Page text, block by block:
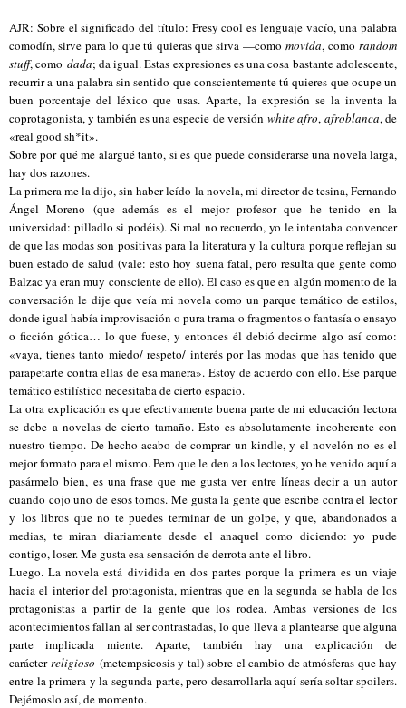
AJR: Sobre el significado del título: Fresy cool es lenguaje vacío, una palabra
comodín, sirve para lo que tú quieras que sirva —comomovida, comorandom
stuff, como dada; da igual. Estas expresiones es una cosa bastante adolescente,
recurrir a una palabra sin sentido que conscientemente tú quieres que ocupe un
buen porcentaje del léxico que usas. Aparte, la expresión se la inventa la
coprotagonista, y también es una especie de versión white afro, afroblanca, de
«real good sh*it».
Sobre por qué me alargué tanto, si es que puede considerarse una novela larga,
hay dos razones.
La primera me la dijo, sin haber leído la novela, mi director de tesina, Fernando
Ángel Moreno (que además es el mejor profesor que he tenido en la
universidad: pilladlo si podéis). Si mal no recuerdo, yo le intentaba convencer
de que las modas son positivas para la literatura y la cultura porque reflejan su
buen estado de salud (vale: esto hoy suena fatal, pero resulta que gente como
Balzac ya eran muy consciente de ello). El caso es que en algún momento de la
conversación le dije que veía mi novela como un parque temático de estilos,
donde igual había improvisación o pura trama o fragmentos o fantasía o ensayo
o ficción gótica… lo que fuese, y entonces él debió decirme algo así como:
«vaya, tienes tanto miedo/ respeto/ interés por las modas que has tenido que
parapetarte contra ellas de esa manera». Estoy de acuerdo con ello. Ese parque
temático estilístico necesitaba de cierto espacio.
La otra explicación es que efectivamente buena parte de mi educación lectora
se debe a novelas de cierto tamaño. Esto es absolutamente incoherente con
nuestro tiempo. De hecho acabo de comprar un kindle, y el novelón no es el
mejor formato para el mismo. Pero que le den a los lectores, yo he venido aquí a
pasármelo bien, es una frase que me gusta ver entre líneas decir a un autor
cuando cojo uno de esos tomos. Me gusta la gente que escribe contra el lector
y los libros que no te puedes terminar de un golpe, y que, abandonados a
medias, te miran diariamente desde el anaquel como diciendo: yo pude
contigo, loser. Me gusta esa sensación de derrota ante el libro.
Luego. La novela está dividida en dos partes porque la primera es un viaje
hacia el interior del protagonista, mientras que en la segunda se habla de los
protagonistas a partir de la gente que los rodea. Ambas versiones de los
acontecimientos fallan al ser contrastadas, lo que lleva a plantearse que alguna
parte implicada miente. Aparte, también hay una explicación de
carácterreligioso (metempsicosis y tal) sobre el cambio de atmósferas que hay
entre la primera y la segunda parte, pero desarrollarla aquí sería soltar spoilers.
Dejémoslo así, de momento.